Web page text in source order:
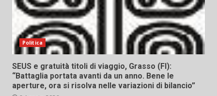
Politica
SEUS e gratuità titoli di viaggio, Grasso (FI):
“Battaglia portata avanti da un anno. Bene le
aperture, ora si risolva nelle variazioni di bilancio”